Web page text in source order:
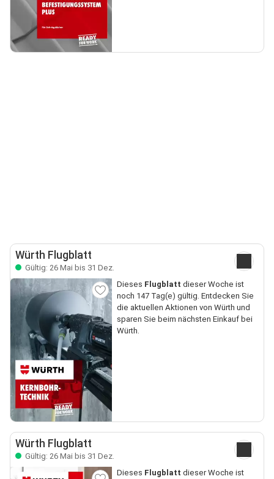
Würth Flugblatt
Gültig: 26 Mai bis 31 Dez.
Dieses Flugblatt dieser Woche ist
noch 147 Tag(e) gültig. Entdecken Sie
die aktuellen Aktionen von Würth und
sparen Sie beim nächsten Einkauf bei
Würth.
Würth Flugblatt
Gültig: 26 Mai bis 31 Dez.
Dieses Flugblatt dieser Woche ist